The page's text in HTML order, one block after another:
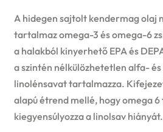
A hidegen sajtolt kendermag olaj
tartalmaz omega-3 és omega-6
a halakból kinyerhető EPA és
a szintén nélkülözhetetlen alfa-
linolénsavat tartalmazza.
alapú étrend mellé, hogy omega
kiegyensúlyozza a linolsav hiányát.